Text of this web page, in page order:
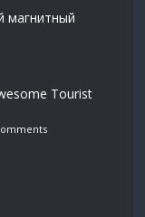
магнитный
Tourist